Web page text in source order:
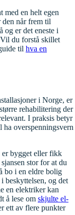
med en helt egen
når frem til
og er det eneste i
du forstå skillet
til hva en
i Norge, er
rehabilitering der
I praksis betyr
ha overspenningsvern
er bygget eller fikk
stor for at du
bo i en eldre bolig
beskyttelsen, og det
en elektriker kan
å lese om skjulte el-
ett av flere punkter